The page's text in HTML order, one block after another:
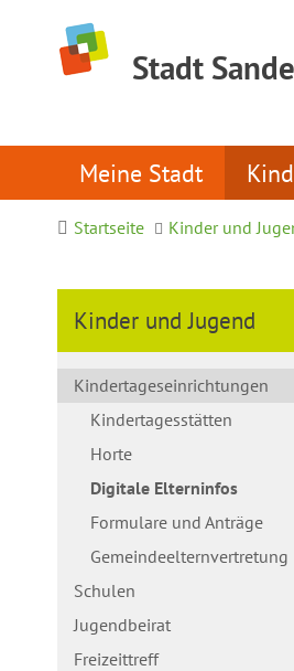
Stadt
Meine Stadt
Startseite Kinder und
Kinder und Jugend
Kindertageseinrichtungen
Kindertagesstätten
Horte
Digitale Elterninfos
Formulare und Anträge
Gemeindeelternvertretung
Schulen
Jugendbeirat
Freizeittreff